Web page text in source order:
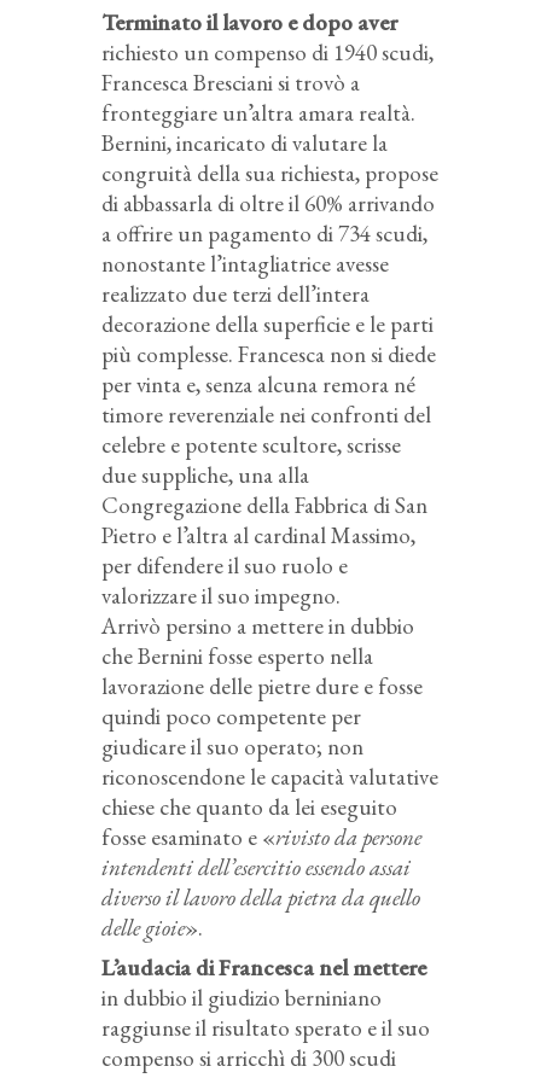
Terminato il lavoro e dopo aver
richiesto un compenso di 1940 scudi,
Francesca Bresciani si trovò a
fronteggiare un’altra amara realtà.
Bernini, incaricato di valutare la
congruità della sua richiesta, propose
di abbassarla di oltre il 60% arrivando
a offrire un pagamento di 734 scudi,
nonostante l’intagliatrice avesse
realizzato due terzi dell’intera
decorazione della superficie e le parti
più complesse. Francesca non si diede
per vinta e, senza alcuna remora né
timore reverenziale nei confronti del
celebre e potente scultore, scrisse
due suppliche, una alla
Congregazione della Fabbrica di San
Pietro e l’altra al cardinal Massimo,
per difendere il suo ruolo e
valorizzare il suo impegno.
Arrivò persino a mettere in dubbio
che Bernini fosse esperto nella
lavorazione delle pietre dure e fosse
quindi poco competente per
giudicare il suo operato; non
riconoscendone le capacità valutative
chiese che quanto da lei eseguito
fosse esaminato e «rivisto da persone
intendenti dell’esercitio essendo assai
diverso il lavoro della pietra da quello
delle gioie».
L’audacia di Francesca nel mettere
in dubbio il giudizio berniniano
raggiunse il risultato sperato e il suo
compenso si arricchì di 300 scudi